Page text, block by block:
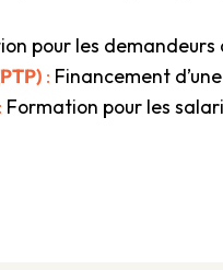
pour les demandeurs
: Financement
Formation pour les